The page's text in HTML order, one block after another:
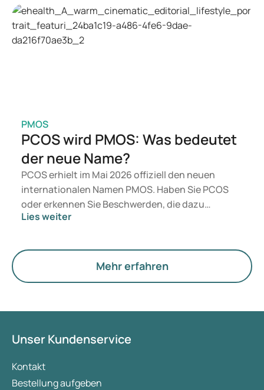
Arzt auf Basis Ihrer Gesundheit, Ihres BMI und
Ihres Medikamentengebrauchs.
PMOS
PCOS wird PMOS: Was bedeutet
der neue Name?
PCOS erhielt im Mai 2026 offiziell den neuen
internationalen Namen PMOS. Haben Sie PCOS
oder erkennen Sie Beschwerden, die dazu
passen? Medizinisch ändert sich vorerst nichts.
Hormone, den Stoffwechsel und die Funktion der
Lies weiter
Mehr erfahren
Unser Kundenservice
Kontakt
Bestellung aufgeben